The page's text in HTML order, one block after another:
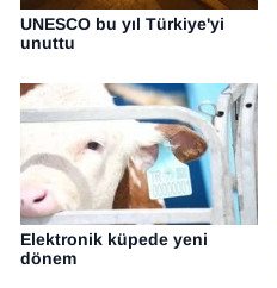
UNESCO bu yıl Türkiye'yi
unuttu
Elektronik küpede yeni
dönem